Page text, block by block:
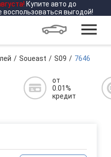
! Купите авто до
выгодой!
Soueast S09 7646
от
0.01%
кредит